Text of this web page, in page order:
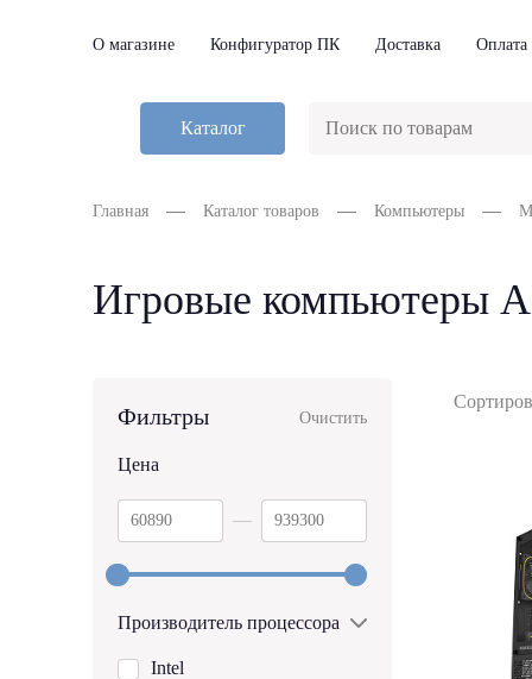
О магазине Конфигуратор ПК Доставка Оплата
Каталог
Главная Каталог товаров Компьютеры
Игровые компьютеры
Фильтры Очистить
Цена
Производитель процессора
Intel